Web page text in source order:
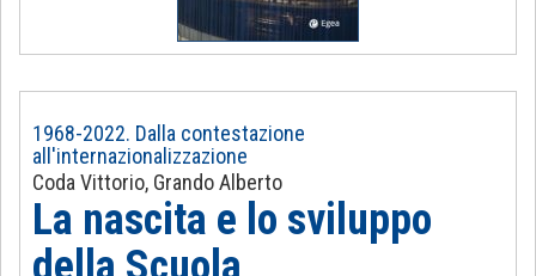
1968-2022. Dalla contestazione
all'internazionalizzazione
Coda Vittorio, Grando Alberto
La nascita e lo sviluppo